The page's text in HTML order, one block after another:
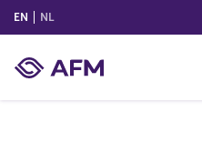
EN (ENGLISH)
NL(NEDERLANDS (NEDERLAND))